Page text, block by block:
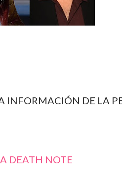
INFORMACIÓN DE LA
DEATH NOTE